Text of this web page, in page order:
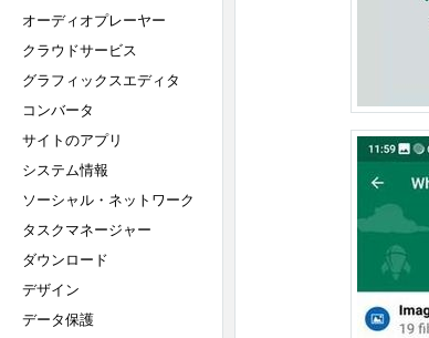
オーディオプレーヤー
クラウドサービス
グラフィックスエディタ
コンバータ
サイトのアプリ
システム情報
ソーシャル・ネットワーク
タスクマネージャー
ダウンロード
デザイン
データ保護